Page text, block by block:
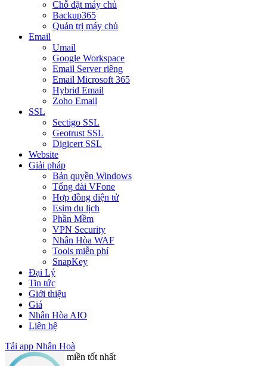
Chỗ đặt máy chủ
Backup365
Quản trị máy chủ
Email
Umail
Google Workspace
Email Server riêng
Email Microsoft 365
Hybrid Email
Zoho Email
SSL
Sectigo SSL
Geotrust SSL
Digicert SSL
Website
Giải pháp
Bản quyền Windows
Tổng đài VFone
Hợp đồng điện tử
Esim du lịch
Phần Mềm
VPN Security
Nhân Hòa WAF
Tools miễn phí
SnapKey
Đại Lý
Tin tức
Giới thiệu
Giá
Nhân Hòa AIO
Liên hệ
Tải app Nhân Hoà